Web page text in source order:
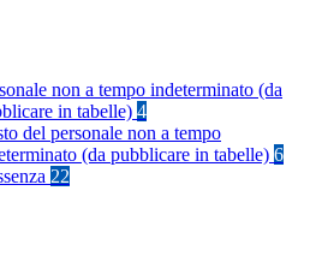
non a tempo indeterminato (da
in tabelle) 4
del personale non a tempo
(da pubblicare in tabelle) 6
22